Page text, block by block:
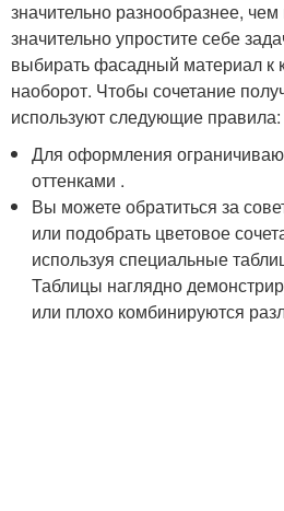
значительно разнообразнее,
значительно упростите себе
выбирать фасадный материал к
наоборот. Чтобы сочетание
используют следующие правила:
Для оформления
оттенками .
Вы можете обратиться за
или подобрать цветовое
используя специальные
Таблицы наглядно
или плохо комбинируются